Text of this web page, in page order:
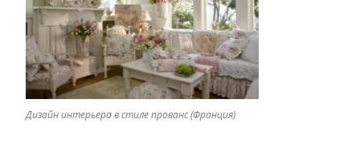
Дизайн интерьера в стиле прованс (Франция)